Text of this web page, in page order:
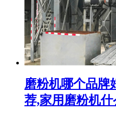
磨粉机哪个品牌
荐,家用磨粉机什